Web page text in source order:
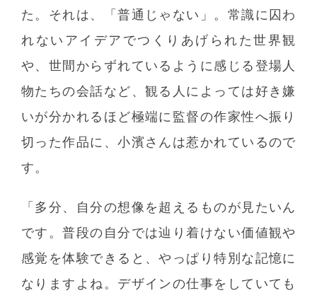
た。それは、「普通じゃない」。常識に囚わ
れないアイデアでつくりあげられた世界観
や、世間からずれているように感じる登場人
物たちの会話など、観る人によっては好き嫌
いが分かれるほど極端に監督の作家性へ振り
切った作品に、小濱さんは惹かれているので
す。
「多分、自分の想像を超えるものが見たいん
です。普段の自分では辿り着けない価値観や
感覚を体験できると、やっぱり特別な記憶に
なりますよね。デザインの仕事をしていても